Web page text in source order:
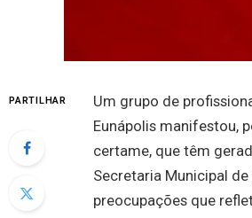
PARTILHAR
Um grupo de
Eunápolis manifestou,
certame, que têm
Secretaria Municipal
preocupações que